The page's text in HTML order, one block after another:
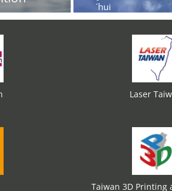
´hui
Laser
Taiwan 3D Printing